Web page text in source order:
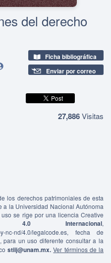
del derecho
Ficha bibliográfica
Enviar por correo
27,886Visitas
los derechos patrimoniales de esta
a la Universidad Nacional Autónoma
se rige por una licencia Creative
4.0 Internacional,
nc-nd/4.0/legalcode.es, fecha de
, para un uso diferente consultar a la
stiij@unam.mx. Ver términos de la